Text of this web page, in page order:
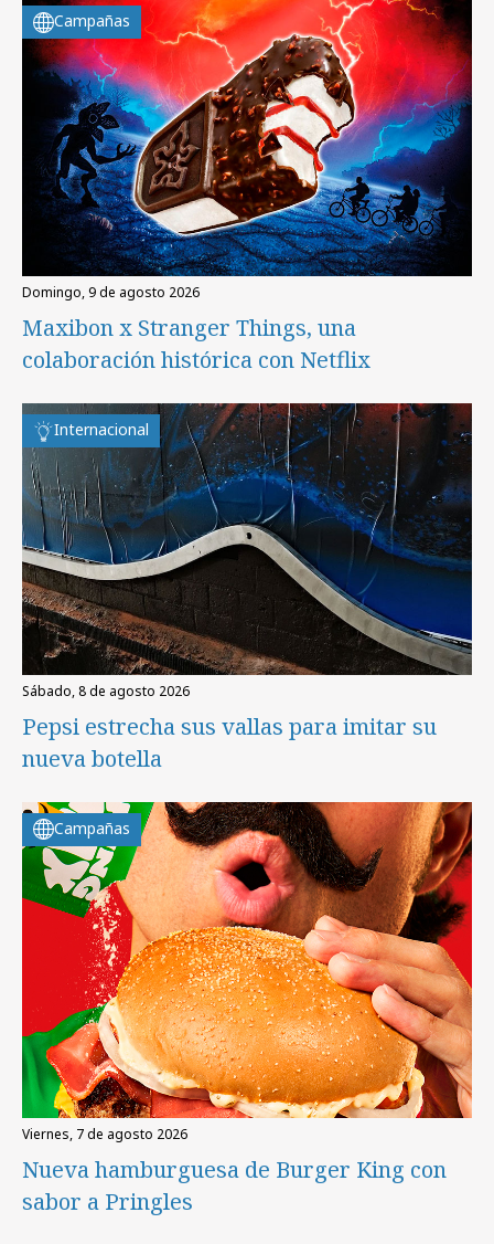
Campañas
domingo, 9 de agosto 2026
Maxibon x Stranger Things, una
colaboración histórica con Netflix
Internacional
sábado, 8 de agosto 2026
Pepsi estrecha sus vallas para imitar su
nueva botella
Campañas
viernes, 7 de agosto 2026
Nueva hamburguesa de Burger King con
sabor a Pringles